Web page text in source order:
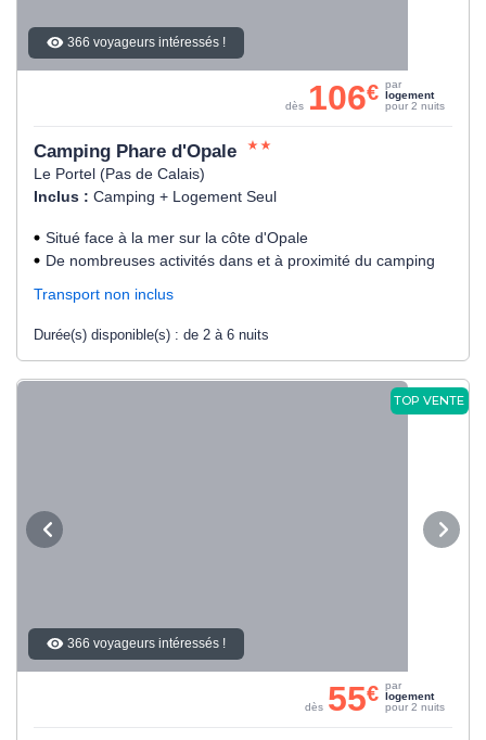
366 voyageurs intéressés !
Camping Phare d'Opale
Le Portel (Pas de Calais)
Inclus : Camping + Logement Seul
Situé face à la mer sur la côte d'Opale
De nombreuses activités dans et à proximité du camping
Transport non inclus
Durée(s) disponible(s) : de 2 à 6 nuits
dès 106€ par
logement
pour 2 nuits
TOP VENTE
366 voyageurs intéressés !
dès 55€ par
logement
pour 2 nuits